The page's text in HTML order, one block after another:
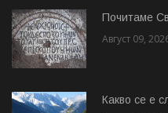
Почитаме
Август 09,
Какво се е